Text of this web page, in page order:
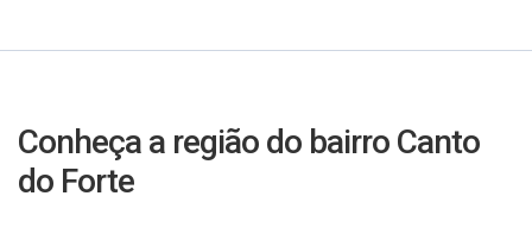
Conheça a região do bairro Canto
do Forte